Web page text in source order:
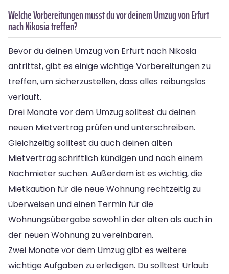
Welche Vorbereitungen musst du vor deinem Umzug von Erfurt
nach Nikosia treffen?
Bevor du deinen Umzug von Erfurt nach Nikosia
antrittst, gibt es einige wichtige Vorbereitungen zu
treffen, um sicherzustellen, dass alles reibungslos
verläuft.
Drei Monate vor dem Umzug solltest du deinen
neuen Mietvertrag prüfen und unterschreiben.
Gleichzeitig solltest du auch deinen alten
Mietvertrag schriftlich kündigen und nach einem
Nachmieter suchen. Außerdem ist es wichtig, die
Mietkaution für die neue Wohnung rechtzeitig zu
überweisen und einen Termin für die
Wohnungsübergabe sowohl in der alten als auch in
der neuen Wohnung zu vereinbaren.
Zwei Monate vor dem Umzug gibt es weitere
wichtige Aufgaben zu erledigen. Du solltest Urlaub